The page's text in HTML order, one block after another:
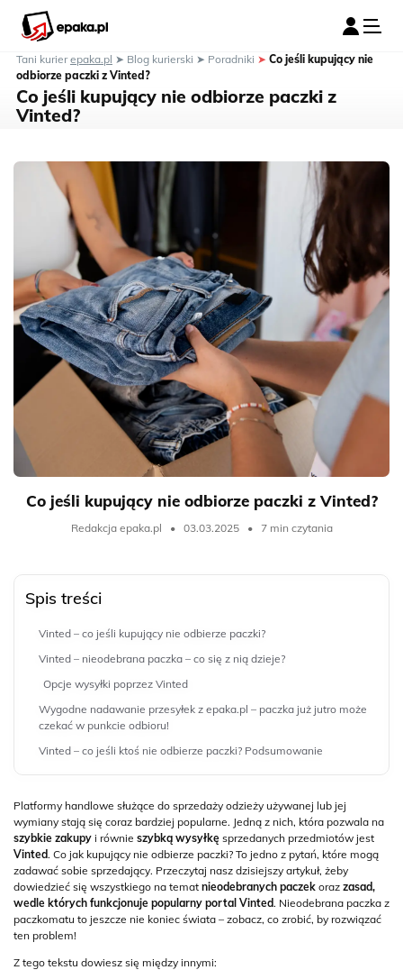
Tani kurierepaka.pl ➤ Blog kurierski ➤ Poradniki ➤ Co jeśli kupujący nie
odbiorze paczki z Vinted?
Co jeśli kupujący nie odbiorze paczki z
Vinted?
Co jeśli kupujący nie odbiorze paczki z Vinted?
Redakcja epaka.pl • 03.03.2025 • 7 min czytania
Spis treści
Vinted – co jeśli kupujący nie odbierze paczki?
Vinted – nieodebrana paczka – co się z nią dzieje?
Opcje wysyłki poprzez Vinted
Wygodne nadawanie przesyłek z epaka.pl – paczka już jutro może
czekać w punkcie odbioru!
Vinted – co jeśli ktoś nie odbierze paczki? Podsumowanie
Platformy handlowe służące do sprzedaży odzieży używanej lub jej
wymiany stają się coraz bardziej popularne. Jedną z nich, która pozwala na
szybkie zakupy i równie szybką wysyłkę sprzedanych przedmiotów jest
Vinted. Co jak kupujący nie odbierze paczki? To jedno z pytań, które mogą
zadawać sobie sprzedający. Przeczytaj nasz dzisiejszy artykuł, żeby
dowiedzieć się wszystkiego na temat nieodebranych paczek oraz zasad,
wedle których funkcjonuje popularny portal Vinted. Nieodebrana paczka z
paczkomatu to jeszcze nie koniec świata – zobacz, co zrobić, by rozwiązać
ten problem!
Z tego tekstu dowiesz się między innymi: